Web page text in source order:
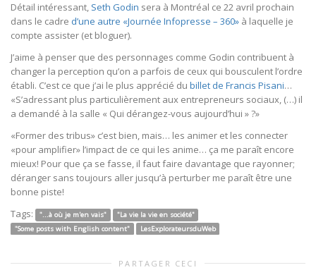
Détail intéressant, Seth Godin sera à Montréal ce 22 avril prochain
dans le cadre d’une autre «Journée Infopresse – 360» à laquelle je
compte assister (et bloguer).
J’aime à penser que des personnages comme Godin contribuent à
changer la perception qu’on a parfois de ceux qui bousculent l’ordre
établi. C’est ce que j’ai le plus apprécié du billet de Francis Pisani…
«S’adressant plus particulièrement aux entrepreneurs sociaux, (…) il
a demandé à la salle « Qui dérangez-vous aujourd’hui » ?»
«Former des tribus» c’est bien, mais… les animer et les connecter
«pour amplifier» l’impact de ce qui les anime… ça me paraît encore
mieux! Pour que ça se fasse, il faut faire davantage que rayonner;
déranger sans toujours aller jusqu’à perturber me paraît être une
bonne piste!
Tags:
"...à où je m'en vais"
"La vie la vie en société"
"Some posts with English content"
LesExplorateursduWeb
PARTAGER CECI